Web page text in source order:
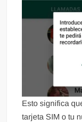
Esto significa
tarjeta SIM o tu